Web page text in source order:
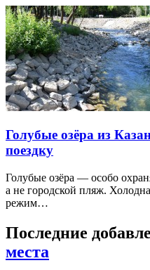
Голубые озёра из
поездку
Голубые озёра — особо
а не городской пляж.
режим…
Последние
места